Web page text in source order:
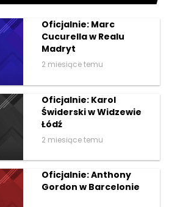
Oficjalnie: Marc
Cucurella w Realu
Madryt
2 miesiące temu
Oficjalnie: Karol
Świderski w Widzewie
Łódź
2 miesiące temu
Oficjalnie: Anthony
Gordon w Barcelonie